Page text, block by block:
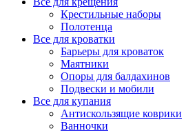
Крестильные наборы
Полотенца
Все для кроватки
Барьеры для кроваток
Маятники
Опоры для балдахинов
Подвески и мобили
Все для купания
Антискользящие коврики
Ванночки